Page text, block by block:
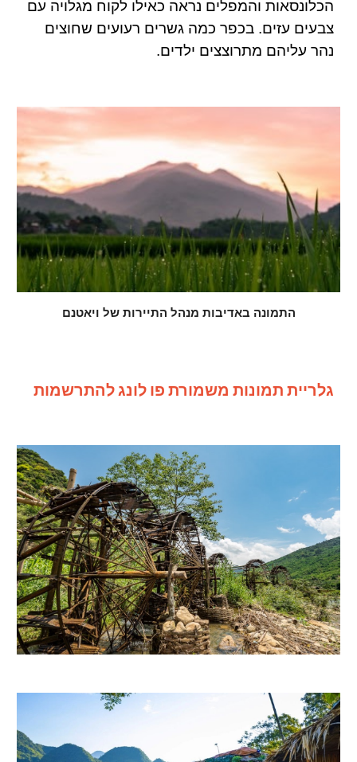
הכלונסאות והמפלים נראה כאילו לקוח מגלויה עם
צבעים עזים. בכפר כמה גשרים רעועים שחוצים
נהר עליהם מתרוצצים ילדים.
התמונה באדיבות מנהל התיירות של ויאטנם
גלריית תמונות משמורת פו לונג להתרשמות